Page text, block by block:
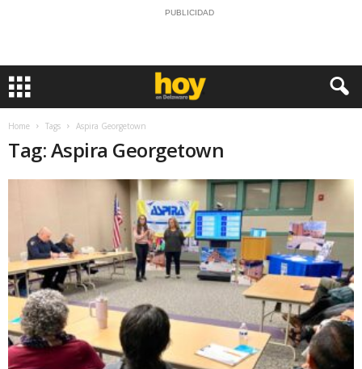
PUBLICIDAD
Home Tags Aspira Georgetown
Tag: Aspira Georgetown